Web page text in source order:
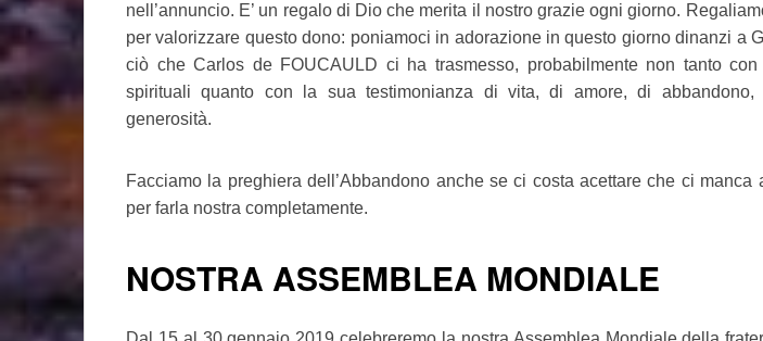
nell’annuncio. E’ un regalo di Dio che merita il nostro grazie ogni giorno.
per valorizzare questo dono: poniamoci in adorazione in questo giorno dinanzi a
ciò che Carlos de FOUCAULD ci ha trasmesso, probabilmente non tanto
spirituali quanto con la sua testimonianza di vita, di amore, di
generosità.
Facciamo la preghiera dell’Abbandono anche se ci costa acettare che ci manca
per farla nostra completamente.
NOSTRA ASSEMBLEA MONDIALE